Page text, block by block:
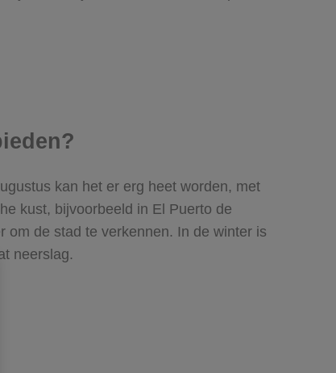
kan het er erg heet worden, met
kust, bijvoorbeeld in El Puerto de
om de stad te verkennen. In de winter is
neerslag.